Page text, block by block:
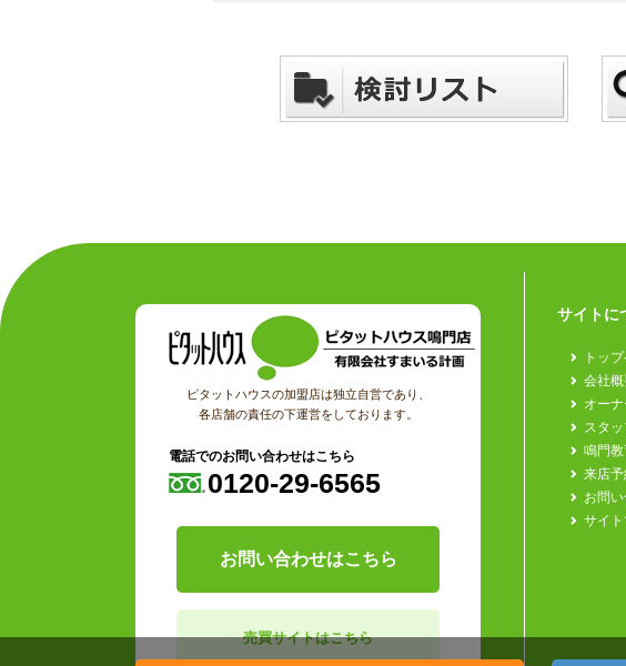
ピタットハウスの加盟店は独立自営であり、
各店舗の責任の下運営をしております。
電話でのお問い合わせはこちら
0120-29-6565
お問い合わせはこちら
売買サイトはこちら
サイトに
トッ
会社
オー
スタ
鳴門
来店
お問
サイ